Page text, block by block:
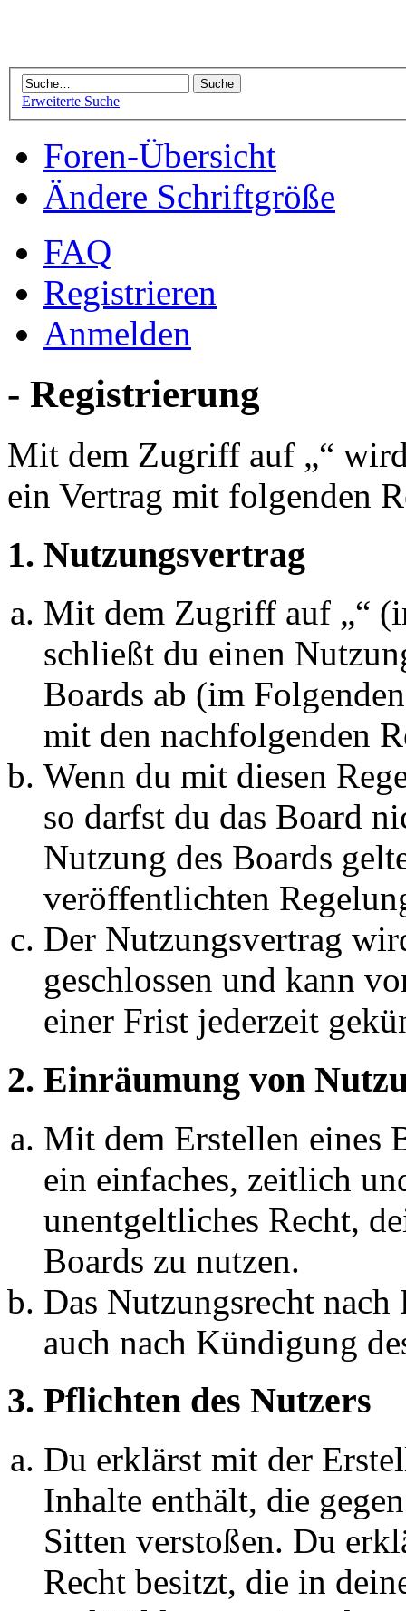
Erweiterte Suche
Foren-Übersicht
Ändere Schriftgröße
FAQ
Registrieren
Anmelden
- Registrierung
Mit dem Zugriff auf „“
ein Vertrag mit folgenden
1. Nutzungsvertrag
Mit dem Zugriff auf „“
schließt du einen
Boards ab (im
mit den nachfolgenden
Wenn du mit diesen
so darfst du das Board
Nutzung des Boards
veröffentlichten
Der Nutzungsvertrag
geschlossen und kann
einer Frist jederzeit
2. Einräumung von
Mit dem Erstellen eines
ein einfaches, zeitlich
unentgeltliches Recht,
Boards zu nutzen.
Das Nutzungsrecht
auch nach Kündigung
3. Pflichten des Nutzers
Du erklärst mit der
Inhalte enthält, die
Sitten verstoßen. Du
Recht besitzt, die in